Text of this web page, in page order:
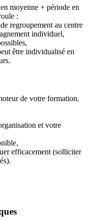
moyenne + période en
:
regroupement au centre
individuel,
être individualisé en
de votre formation.
et votre
efficacement (solliciter